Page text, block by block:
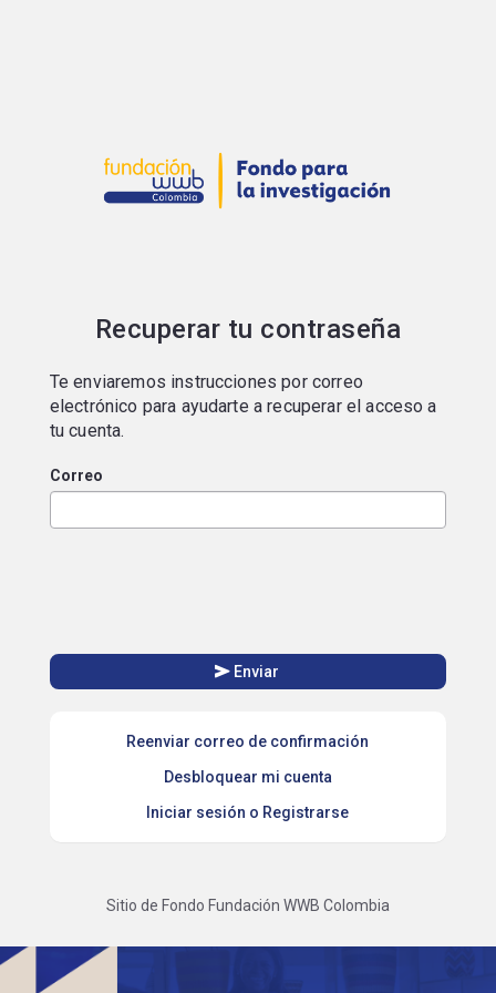
Recuperar tu contraseña
Te enviaremos instrucciones por correo
electrónico para ayudarte a recuperar el acceso a
tu cuenta.
Correo
send Enviar
Reenviar correo de confirmación
Desbloquear mi cuenta
Iniciar sesión o Registrarse
Sitio de Fondo Fundación WWB Colombia